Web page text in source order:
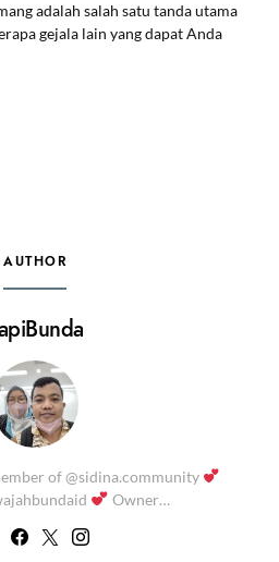
adalah salah satu tanda utama
gejala lain yang dapat Anda
AUTHOR
of @sidina.community
Owner…